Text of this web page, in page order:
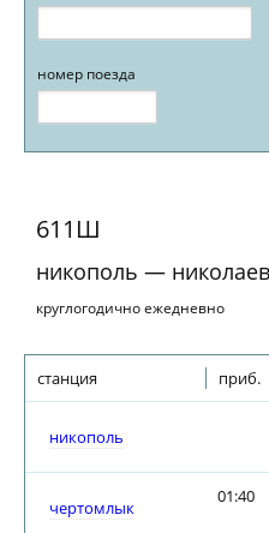
номер поезда
611Ш
никополь — николаев
круглогодично ежедневно
станция приб.
никополь
чертомлык
01:40